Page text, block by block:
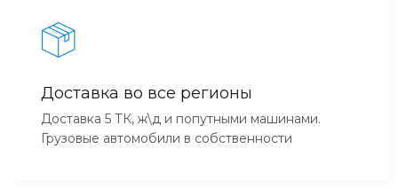
Доставка во все регионы
Доставка 5 ТК, ж\д и попутными машинами.
Грузовые автомобили в собственности